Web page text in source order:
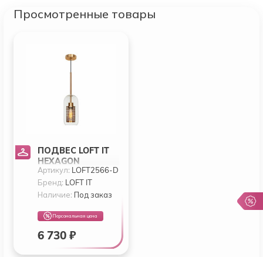
Просмотренные товары
ПОДВЕС LOFT IT
HEXAGON
LOFT2566-D
Артикул: LOFT2566-D
Бренд: LOFT IT
Наличие: Под заказ
Персональная цена
6 730 ₽